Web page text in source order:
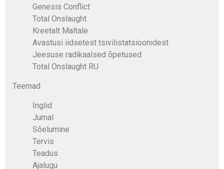
Genesis Conflict
Total Onslaught
Kreetalt Maltale
Avastusi iidsetest tsivilistatsioonidest
Jeesuse radikaalsed õpetused
Total Onslaught RU
Teemad
Inglid
Jumal
Sõelumine
Tervis
Teadus
Ajalugu